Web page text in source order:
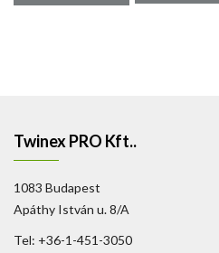
Twinex PRO Kft..
1083 Budapest
Apáthy István u. 8/A
Tel: +36-1-451-3050